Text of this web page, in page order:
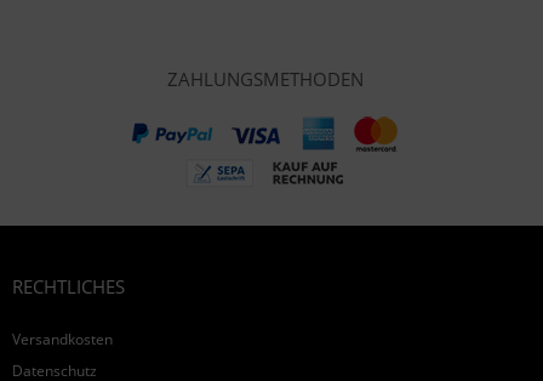
ZAHLUNGSMETHODEN
RECHTLICHES
Versandkosten
Datenschutz